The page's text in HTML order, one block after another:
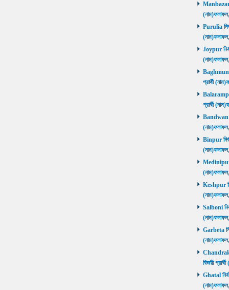
Manbazar
Purulia
Joypur
প্রার্থী
প্রার্থী
Bandwan
Binpur
Medinipur
Keshpur
Salboni
Garbeta
বিজয়ী
Ghatal